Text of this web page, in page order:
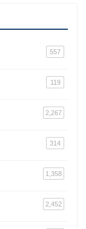
557
119
2,267
314
1,358
2,452